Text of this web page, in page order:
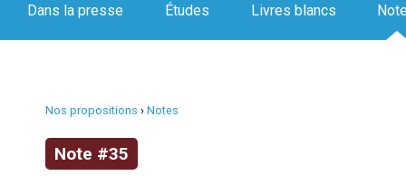
Dans la presse Études Livres blancs
Nos propositions › Notes
Note #35